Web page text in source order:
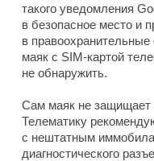
такого уведомления
в безопасное место и
в
маяк с SIM-картой
не обнаружить.
Сам маяк не защищает
Телематику
с нештатным
диагностического